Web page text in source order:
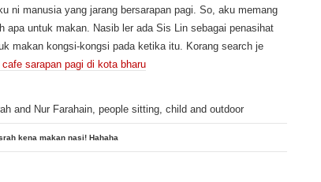
ni manusia yang jarang bersarapan pagi. So, aku memang
apa untuk makan. Nasib ler ada Sis Lin sebagai penasihat
makan kongsi-kongsi pada ketika itu. Korang search je
sarapan pagi di kota bharu
kena makan nasi! Hahaha